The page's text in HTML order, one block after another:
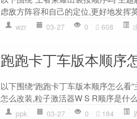
虑敌方阵容和自己的定位,更好地发挥
wzr 03-27 0 608
跑跑卡丁车版本顺序
以下围绕“跑跑卡丁车版本顺序怎么
怎么改装,粒子激活器W S R顺序是什
ppk 03-27 0 184